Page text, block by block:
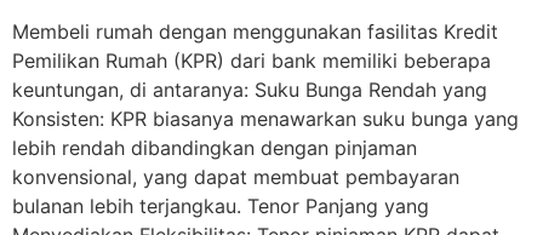
Membeli rumah dengan menggunakan fasilitas Kredit
Pemilikan Rumah (KPR) dari bank memiliki beberapa
keuntungan, di antaranya: Suku Bunga Rendah yang
Konsisten: KPR biasanya menawarkan suku bunga yang
lebih rendah dibandingkan dengan pinjaman
konvensional, yang dapat membuat pembayaran
bulanan lebih terjangkau. Tenor Panjang yang